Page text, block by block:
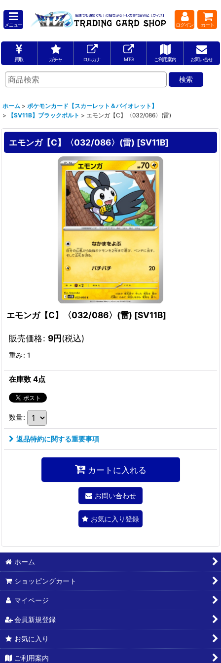
メニュー ログイン カート
買取 ガチャ ロルカナ MTG ご利用案内 お問い合せ
ホーム > ポケモンカード【スカーレット＆バイオレット】
>
【SV11B】ブラックボルト > エモンガ【C】〈032/086〉(雷)
エモンガ【C】〈032/086〉(雷) [SV11B]
エモンガ【C】〈032/086〉(雷) [SV11B]
販売価格: 9円(税込)
重み: 1
在庫数 4点
数量:
返品特約に関する重要事項
カートに入れる
お問い合わせ
お気に入り登録
ホーム
ショッピングカート
マイページ
会員新規登録
お気に入り
ご利用案内